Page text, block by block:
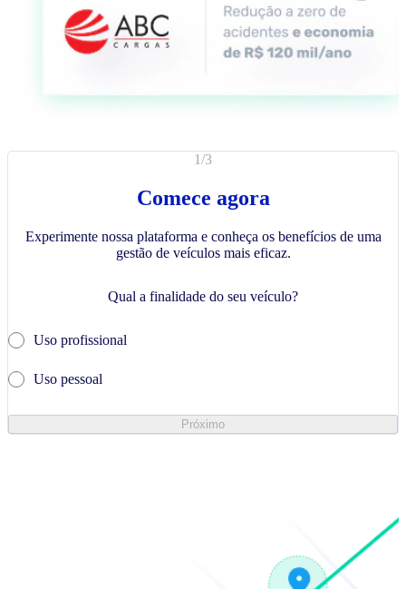
1/3
Comece agora
Experimente nossa plataforma e conheça os benefícios de uma
gestão de veículos mais eficaz.
Qual a finalidade do seu veículo?
Uso profissional
Uso pessoal
Próximo